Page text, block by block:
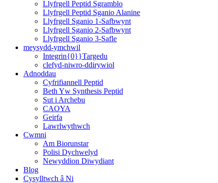
Llyfrgell Peptid Sgramblo
Llyfrgell Peptid Sganio Alanine
Llyfrgell Sganio 1-Safbwynt
Llyfrgell Sganio 2-Safbwynt
Llyfrgell Sganio 3-Safle
meysydd-ymchwil
Integrin{0}}Targedu
clefyd-niwro-ddirywiol
Adnoddau
Cyfrifiannell Peptid
Beth Yw Synthesis Peptid
Sut i Archebu
CAOYA
Geirfa
Lawrlwythwch
Cwmni
Am Biorunstar
Polisi Dychwelyd
Newyddion Diwydiant
Blog
Cysylltwch â Ni